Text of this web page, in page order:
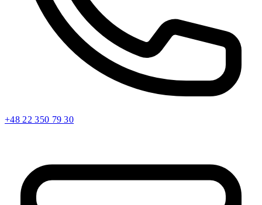
+48 22 350 79 30